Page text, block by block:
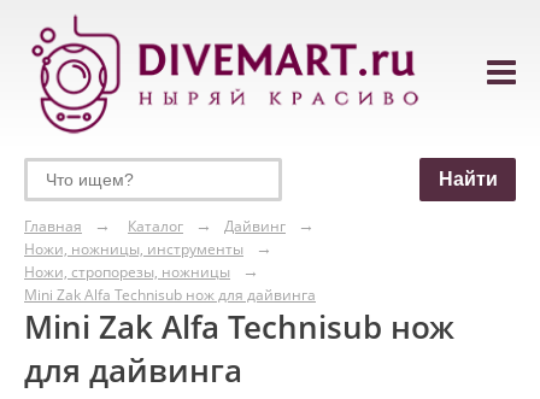
Главная Каталог
Дайвинг
Ножи, ножницы, инструменты
Ножи, стропорезы, ножницы
Mini Zak Alfa Technisub нож для дайвинга
Mini Zak Alfa Technisub нож
для дайвинга